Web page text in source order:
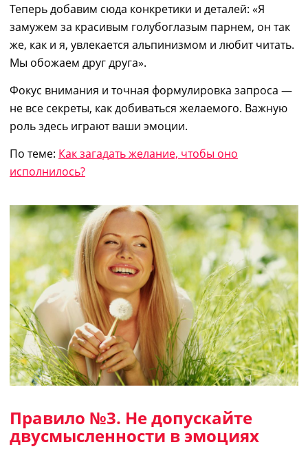
Теперь добавим сюда конкретики и деталей: «Я
замужем за красивым голубоглазым парнем, он так
же, как и я, увлекается альпинизмом и любит читать.
Мы обожаем друг друга».
Фокус внимания и точная формулировка запроса —
не все секреты, как добиваться желаемого. Важную
роль здесь играют ваши эмоции.
По теме: Как загадать желание, чтобы оно
исполнилось?
Правило №3. Не допускайте
двусмысленности в эмоциях